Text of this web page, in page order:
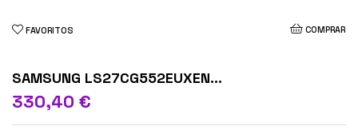
FAVORITOS COMPRAR
SAMSUNG LS27CG552EUXEN...
330,40 €